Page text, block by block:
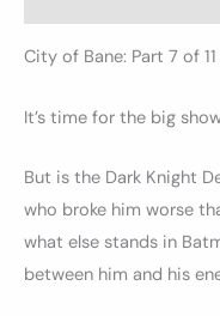
City of Bane: Part 7 of 11
It’s time for the big
But is the Dark Knight
who broke him worse
what else stands in
between him and his